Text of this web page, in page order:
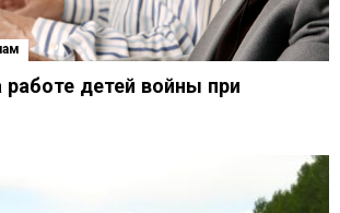
работе детей войны при